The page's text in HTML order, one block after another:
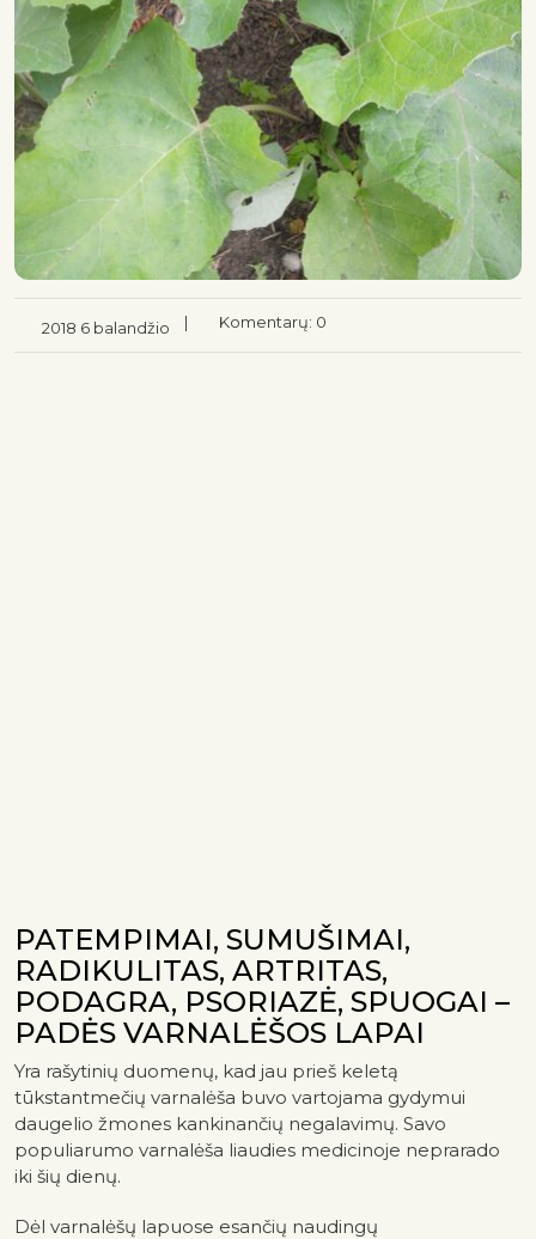
2018 6 balandžio | Komentarų: 0
PATEMPIMAI, SUMUŠIMAI,
RADIKULITAS, ARTRITAS,
PODAGRA, PSORIAZĖ, SPUOGAI –
PADĖS VARNALĖŠOS LAPAI
Yra rašytinių duomenų, kad jau prieš keletą
tūkstantmečių varnalėša buvo vartojama gydymui
daugelio žmones kankinančių negalavimų. Savo
populiarumo varnalėša liaudies medicinoje neprarado
iki šių dienų.
Dėl varnalėšų lapuose esančių naudingų